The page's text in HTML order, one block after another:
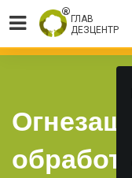
ГЛАВ
ДЕЗЦЕНТР
МЫ